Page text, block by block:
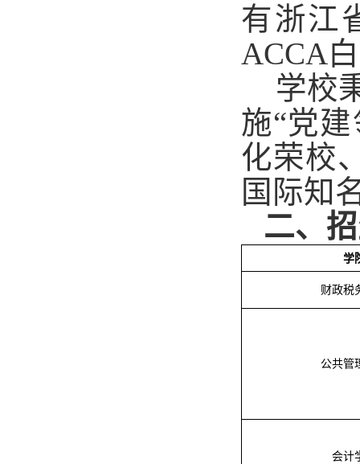
有浙江
ACCA
学校
施“党
化荣校
国际知
二、
学
财政税
公共管
会计